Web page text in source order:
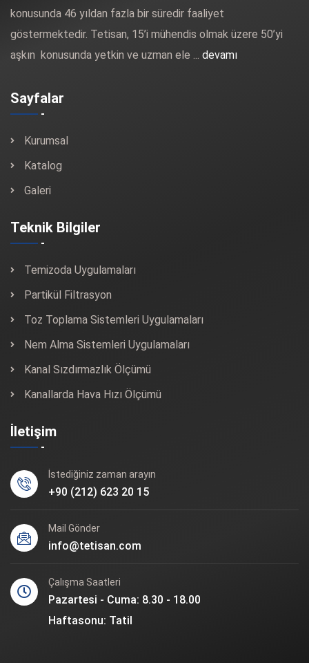
konusunda 46 yıldan fazla bir süredir faaliyet
göstermektedir. Tetisan, 15’i mühendis olmak üzere 50’yi
aşkın konusunda yetkin ve uzman ele ... devamı
Sayfalar
Kurumsal
Katalog
Galeri
Teknik Bilgiler
Temizoda Uygulamaları
Partikül Filtrasyon
Toz Toplama Sistemleri Uygulamaları
Nem Alma Sistemleri Uygulamaları
Kanal Sızdırmazlık Ölçümü
Kanallarda Hava Hızı Ölçümü
İletişim
İstediğiniz zaman arayın
+90 (212) 623 20 15
Mail Gönder
info@tetisan.com
Çalışma Saatleri
Pazartesi - Cuma: 8.30 - 18.00
Haftasonu: Tatil